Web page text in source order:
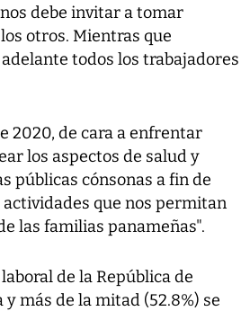
debe invitar a tomar
otros. Mientras que
todos los trabajadores
2020, de cara a enfrentar
los aspectos de salud y
públicas cónsonas a fin de
que nos permitan
las familias panameñas".
de la República de
más de la mitad (52.8%) se